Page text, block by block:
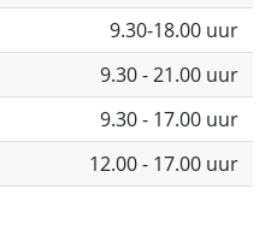
9.30-18.00 uur
9.30 - 21.00 uur
9.30 - 17.00 uur
12.00 - 17.00 uur